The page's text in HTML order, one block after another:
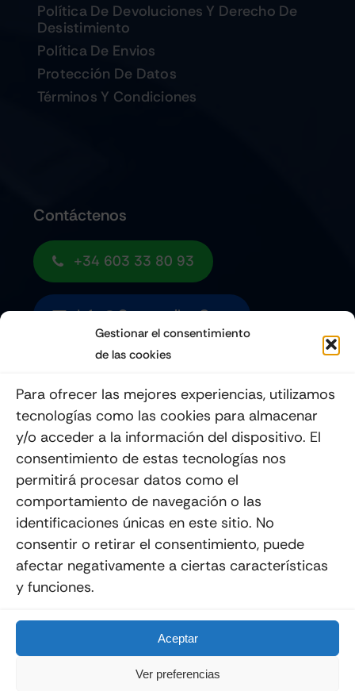
Gestionar el consentimiento
de las cookies
Para ofrecer las mejores experiencias, utilizamos
tecnologías como las cookies para almacenar
y/o acceder a la información del dispositivo. El
consentimiento de estas tecnologías nos
permitirá procesar datos como el
comportamiento de navegación o las
identificaciones únicas en este sitio. No
consentir o retirar el consentimiento, puede
afectar negativamente a ciertas características
y funciones.
Aceptar
Ver preferencias
Política De Devoluciones Y Derecho De
Desistimiento
Política De Envios
Protección De Datos
Términos Y Condiciones
Contáctenos
+34 603 33 80 93
Info@quemoviles.com
Enviar
Todos Los Derechos Reservados